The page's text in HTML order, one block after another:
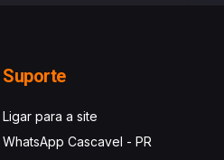
Suporte
Ligar para a site
WhatsApp Cascavel - PR